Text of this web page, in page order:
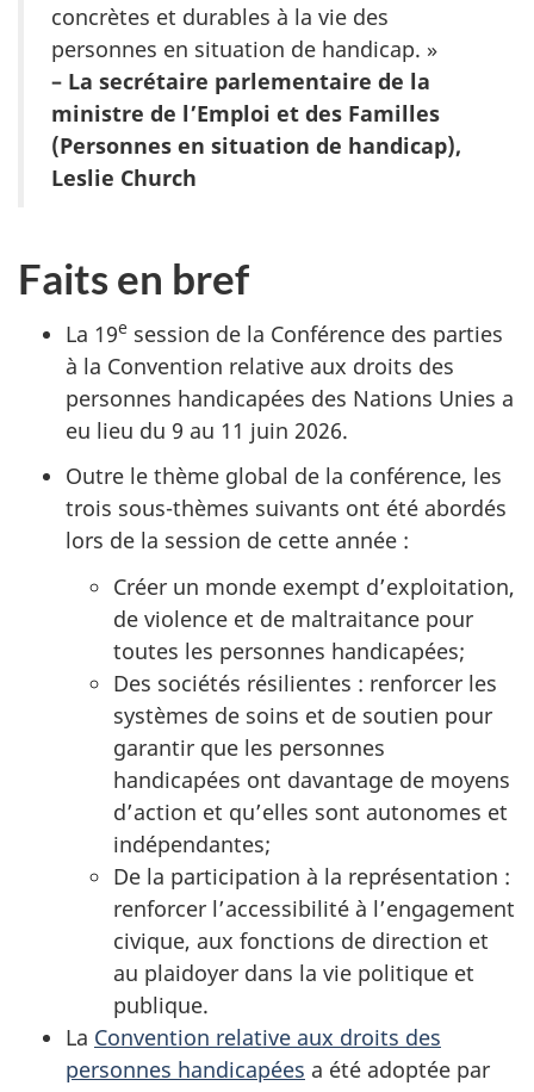
concrètes et durables à la vie des
personnes en situation de handicap. »
– La secrétaire parlementaire de la
ministre de l’Emploi et des Familles
(Personnes en situation de handicap),
Leslie Church
Faits en bref
La 19e session de la Conférence des parties
à la Convention relative aux droits des
personnes handicapées des Nations Unies a
eu lieu du 9 au 11 juin 2026.
Outre le thème global de la conférence, les
trois sous-thèmes suivants ont été abordés
lors de la session de cette année :
Créer un monde exempt d’exploitation,
de violence et de maltraitance pour
toutes les personnes handicapées;
Des sociétés résilientes : renforcer les
systèmes de soins et de soutien pour
garantir que les personnes
handicapées ont davantage de moyens
d’action et qu’elles sont autonomes et
indépendantes;
De la participation à la représentation :
renforcer l’accessibilité à l’engagement
civique, aux fonctions de direction et
au plaidoyer dans la vie politique et
publique.
La Convention relative aux droits des
personnes handicapées a été adoptée par